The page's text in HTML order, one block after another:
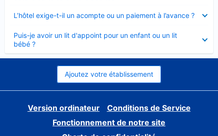
L’hôtel exige-t-il un acompte ou un paiement à l’avance ?
fermé
Puis-je avoir un lit d'appoint pour un enfant ou un lit
bébé ?
fermé
Ajoutez votre établissement
Version ordinateur
Conditions de Service
Fonctionnement de notre site